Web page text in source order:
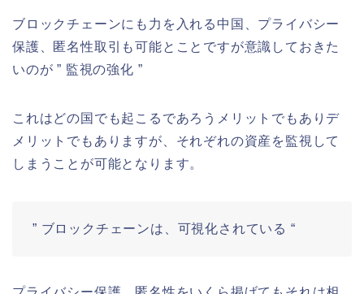
ブロックチェーンにも力を入れる中国、プライバシー
保護、匿名性取引も可能とことですが意識しておきた
いのが ” 監視の強化 ”
これはどの国でも起こるであろうメリットでもありデ
メリットでもありますが、それぞれの資産を監視して
しまうことが可能となります。
” ブロックチェーンは、可視化されている “